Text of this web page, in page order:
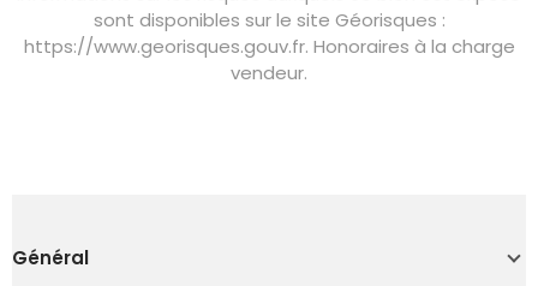
sont disponibles sur le site Géorisques :
https://www.georisques.gouv.fr. Honoraires à la charge
vendeur.
Général